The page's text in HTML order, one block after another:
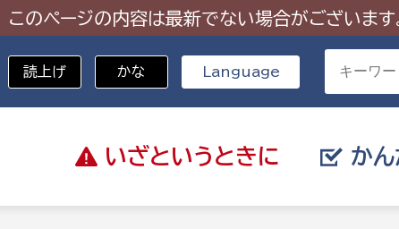
このページの内容は最新でない場合がございます
いざと いうときに か
読上げ かな Language